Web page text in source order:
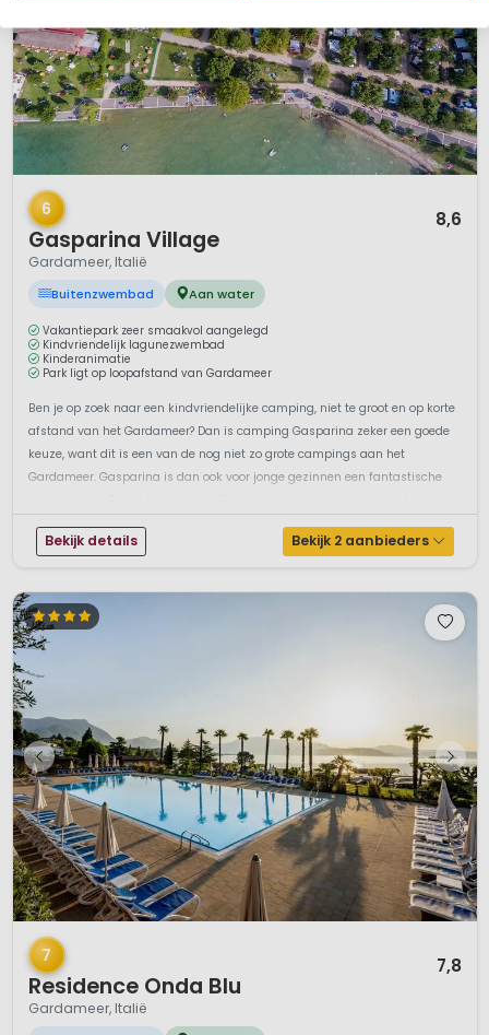
1 / 12
6
Gasparina Village
8,6
Gardameer, Italië
Buitenzwembad Aan water
Vakantiepark zeer smaakvol aangelegd
Kindvriendelijk lagunezwembad
Kinderanimatie
Park ligt op loopafstand van Gardameer
Ben je op zoek naar een kindvriendelijke camping, niet te groot en op korte
afstand van het Gardameer? Dan is camping Gasparina zeker een goede
keuze, want dit is een van de nog niet zo grote campings aan het
Gardameer. Gasparina is dan ook voor jonge gezinnen een fantastische
Bekijk details Bekijk 2 aanbieders
1 / 12
7
Residence Onda Blu
7,8
Gardameer, Italië